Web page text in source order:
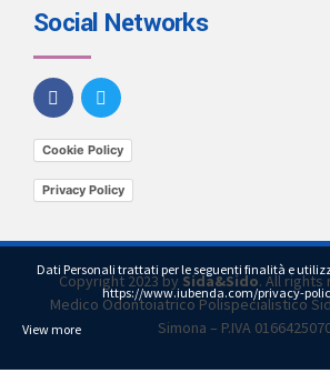
Social Networks
Cookie Policy
Privacy Policy
Copyright 2023 by Sida&Sido. All rights
Medico Odontoiatrico Polispecialistico
Simona – P.IVA
Dati Personali trattati per le seguenti finalità e
https://www.iubenda.com/privacy-
View more